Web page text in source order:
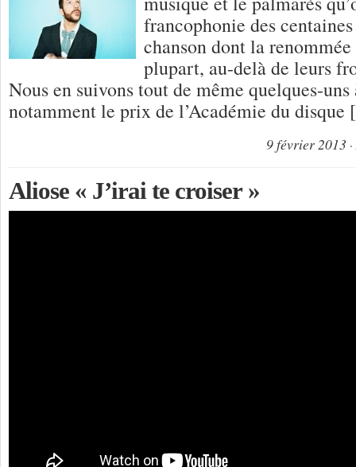
francophonie des
chanson dont la
plupart, au-delà de leurs
Nous en suivons tout de même quelques-
notamment le prix de l’Académie du
9 février 2013
Aliose « J’irai te croiser »